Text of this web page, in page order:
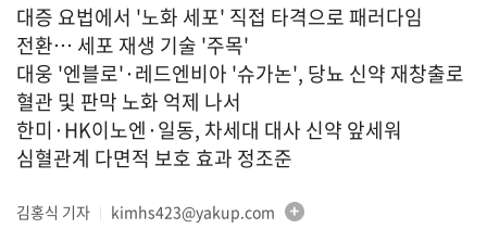
대증 요법에서 '노화 세포' 직접 타격으로 패러다임
전환… 세포 재생 기술 '주목'
대웅 '엔블로'·레드엔비아 '슈가논', 당뇨 신약 재창출로
혈관 및 판막 노화 억제 나서
한미·HK이노엔·일동, 차세대 대사 신약 앞세워
심혈관계 다면적 보호 효과 정조준
김홍식 기자
kimhs423@yakup.com